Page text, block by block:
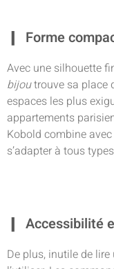
Forme
Avec une silhouette
bijoutrouve sa place
espaces les plus
appartements
Kobold combine avec
s’adapter à tous
Accessibilité
De plus, inutile de